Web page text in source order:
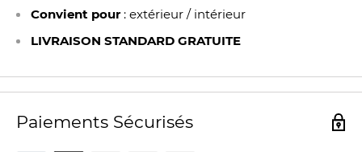
Convient pour : extérieur / intérieur
LIVRAISON STANDARD GRATUITE
Paiements Sécurisés